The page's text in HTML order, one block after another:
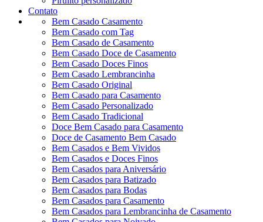
Contato
Bem Casado Casamento
Bem Casado com Tag
Bem Casado de Casamento
Bem Casado Doce de Casamento
Bem Casado Doces Finos
Bem Casado Lembrancinha
Bem Casado Original
Bem Casado para Casamento
Bem Casado Personalizado
Bem Casado Tradicional
Doce Bem Casado para Casamento
Doce de Casamento Bem Casado
Bem Casados e Bem Vividos
Bem Casados e Doces Finos
Bem Casados para Aniversário
Bem Casados para Batizado
Bem Casados para Bodas
Bem Casados para Casamento
Bem Casados para Lembrancinha de Casamento